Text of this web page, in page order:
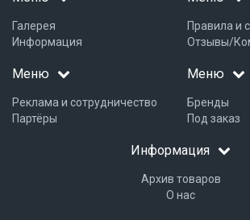
Галерея
Информация
Правила и
Отзывы/
Меню
Реклама и сотрудничество
Партёры
Меню
Бренды
Под заказ
Информация
Архив товаров
О нас